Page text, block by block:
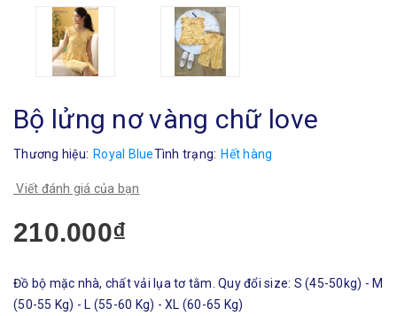
Bộ lửng nơ vàng chữ love
Thương hiệu: Royal BlueTình trạng: Hết hàng
Viết đánh giá của bạn
210.000₫
Đồ bộ mặc nhà, chất vải lụa tơ tằm. Quy đổi size: S (45-50kg) - M
(50-55 Kg) - L (55-60 Kg) - XL (60-65 Kg)